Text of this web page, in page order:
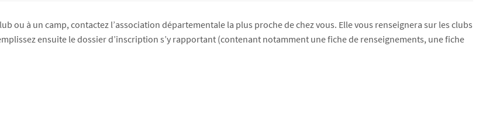
ou à un camp, contactez l’association départementale la plus proche de chez vous. Elle vous renseignera sur les clubs
ensuite le dossier d’inscription s’y rapportant (contenant notamment une fiche de renseignements, une fiche